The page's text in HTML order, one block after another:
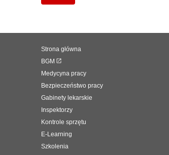
Strona główna
BGM
Medycyna pracy
Bezpieczeństwo pracy
Gabinety lekarskie
Inspektorzy
Kontrole sprzętu
E-Learning
Szkolenia